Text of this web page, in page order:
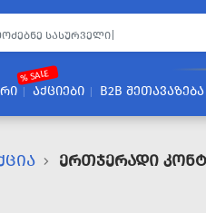
ᲐᲥᲪᲘᲔᲑᲘ
% SALE
B2B ᲨᲔᲗᲐᲕᲐᲖᲔᲑᲐ
Ერთჯერადი